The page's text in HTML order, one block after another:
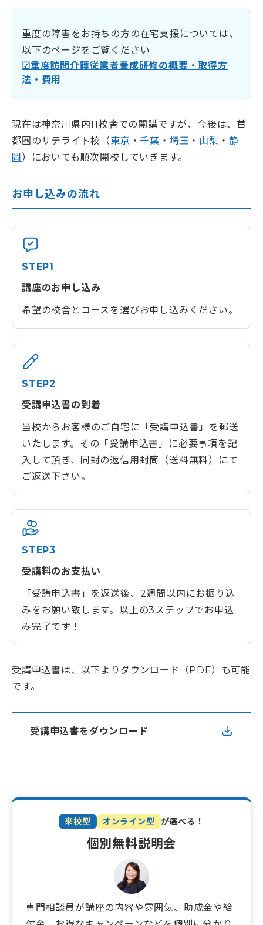
重度の障害をお持ちの方の在宅支援については、
以下のページをご覧ください
☑重度訪問介護従業者養成研修の概要・取得方
法・費用
現在は神奈川県内11校舎での開講ですが、今後は、首
都圏のサテライト校（東京 ・千葉 ・ 埼玉 ・ 山梨 ・ 静
岡 ）においても順次開校していきます。
お申し込みの流れ
STEP1
講座のお申し込み
希望の校舎とコースを選びお申し込みください。
STEP2
受講申込書の到着
当校からお客様のご自宅に「受講申込書」を郵送
いたします。その「受講申込書」に必要事項を記
入して頂き、同封の返信用封筒（送料無料）にて
ご返送下さい。
STEP3
受講料のお支払い
「受講申込書」を返送後、2週間以内にお振り込
みをお願い致します。以上の3ステップでお申込
み完了です！
受講申込書は、以下よりダウンロード（PDF）も可能
です。
受講申込書をダウンロード
個別無料説明会
来校型 オンライン型 が選べる！
専門相談員が講座の内容や雰囲気、助成金や給